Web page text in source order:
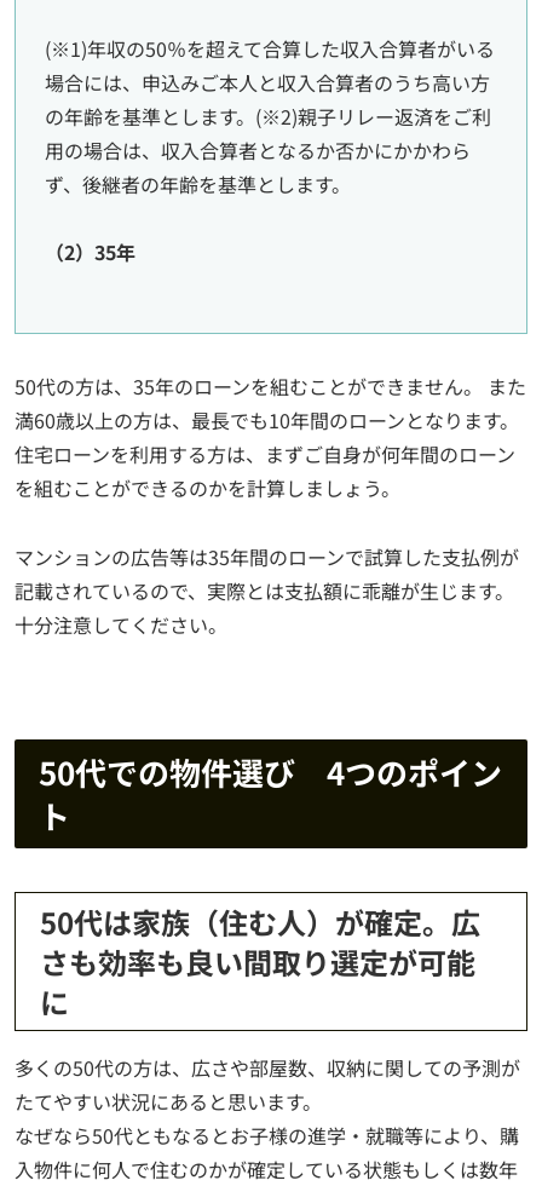
(※1)年収の50％を超えて合算した収入合算者がいる
場合には、申込みご本人と収入合算者のうち高い方
の年齢を基準とします。(※2)親子リレー返済をご利
用の場合は、収入合算者となるか否かにかかわら
ず、後継者の年齢を基準とします。
（2）35年
50代の方は、35年のローンを組むことができません。 また
満60歳以上の方は、最長でも10年間のローンとなります。
住宅ローンを利用する方は、まずご自身が何年間のローン
を組むことができるのかを計算しましょう。
マンションの広告等は35年間のローンで試算した支払例が
記載されているので、実際とは支払額に乖離が生じます。
十分注意してください。
50代での物件選び 4つのポイン
ト
50代は家族（住む人）が確定。広
さも効率も良い間取り選定が可能
に
多くの50代の方は、広さや部屋数、収納に関しての予測が
たてやすい状況にあると思います。
なぜなら50代ともなるとお子様の進学・就職等により、購
入物件に何人で住むのかが確定している状態もしくは数年